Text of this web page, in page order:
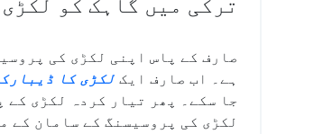
صارف کے پاس اپنی لکڑی کی
ہے۔ اب صارف ایک لکڑی کا
جا سکے۔ پھر تیار کردہ لکڑی کے
لکڑی کی پروسیسنگ کے سامان کے